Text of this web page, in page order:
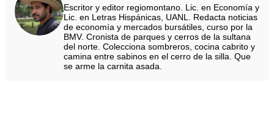
Escritor y editor regiomontano. Lic. en Economía y
Lic. en Letras Hispánicas, UANL. Redacta noticias
de economía y mercados bursátiles, curso por la
BMV. Cronista de parques y cerros de la sultana
del norte. Colecciona sombreros, cocina cabrito y
camina entre sabinos en el cerro de la silla. Que
se arme la carnita asada.